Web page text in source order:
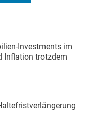
Investments im
Inflation trotzdem